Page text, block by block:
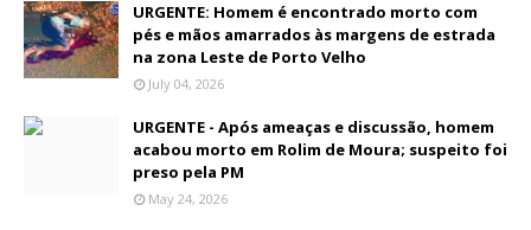
URGENTE: Homem é encontrado morto com
pés e mãos amarrados às margens de estrada
na zona Leste de Porto Velho
July 04, 2026
URGENTE - Após ameaças e discussão, homem
acabou morto em Rolim de Moura; suspeito foi
preso pela PM
May 24, 2026